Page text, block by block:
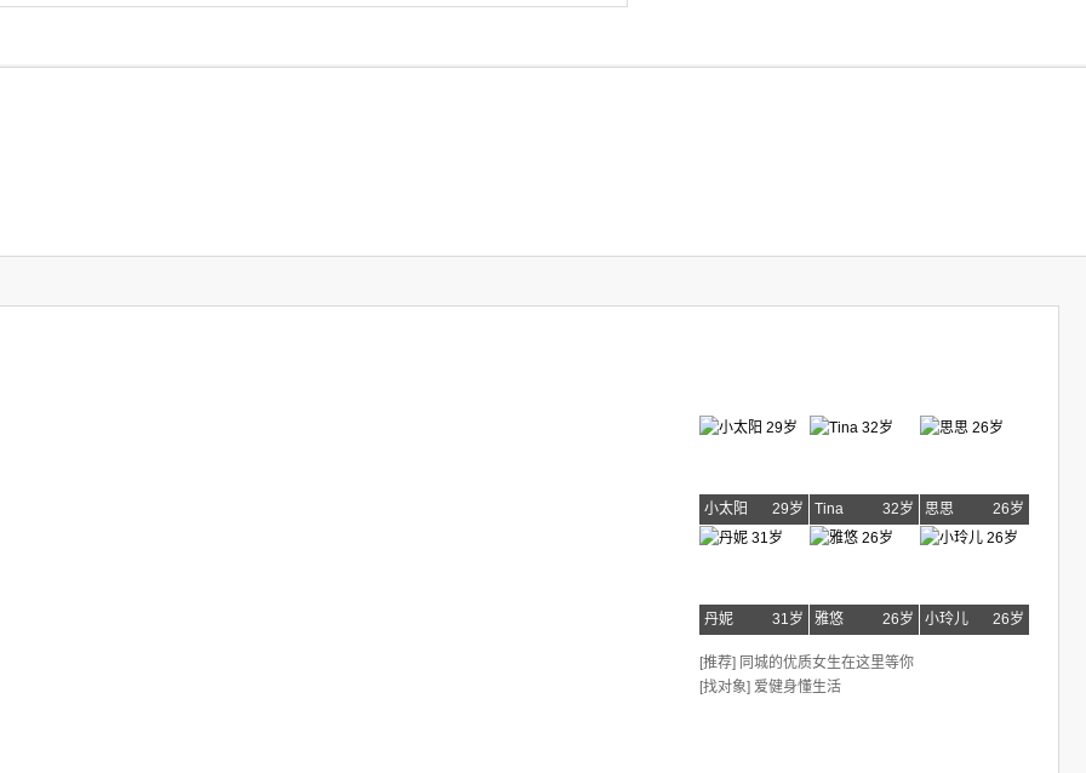
小太阳 29岁 Tina 32岁 思思 26岁
丹妮 31岁 雅悠 26岁 小玲儿 26岁
[推荐] 同城的优质女生在这里等你
[找对象] 爱健身懂生活